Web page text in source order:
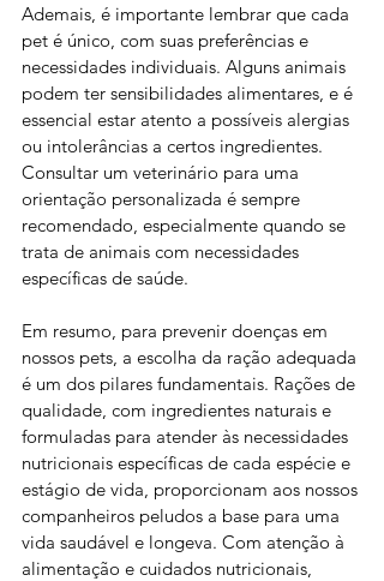
Ademais, é importante lembrar que cada
pet é único, com suas preferências e
necessidades individuais. Alguns animais
podem ter sensibilidades alimentares, e é
essencial estar atento a possíveis alergias
ou intolerâncias a certos ingredientes.
Consultar um veterinário para uma
orientação personalizada é sempre
recomendado, especialmente quando se
trata de animais com necessidades
específicas de saúde.
Em resumo, para prevenir doenças em
nossos pets, a escolha da ração adequada
é um dos pilares fundamentais. Rações de
qualidade, com ingredientes naturais e
formuladas para atender às necessidades
nutricionais específicas de cada espécie e
estágio de vida, proporcionam aos nossos
companheiros peludos a base para uma
vida saudável e longeva. Com atenção à
alimentação e cuidados nutricionais,